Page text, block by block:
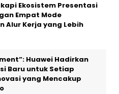
Ekosistem Presentasi
Empat Mode
Alur Kerja yang Lebih
Huawei Hadirkan
Baru untuk Setiap
yang Mencakup